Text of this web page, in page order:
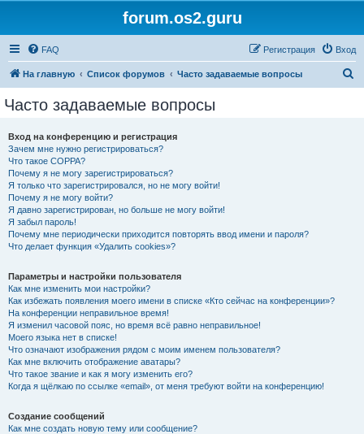
forum.os2.guru
FAQ Вход
Регистрация
На главную Список форумов Часто задаваемые вопросы
Часто задаваемые вопросы
Вход на конференцию и регистрация
Зачем мне нужно регистрироваться?
Что такое COPPA?
Почему я не могу зарегистрироваться?
Я только что зарегистрировался, но не могу войти!
Почему я не могу войти?
Я давно зарегистрирован, но больше не могу войти!
Я забыл пароль!
Почему мне периодически приходится повторять ввод имени и пароля?
Что делает функция «Удалить cookies»?
Параметры и настройки пользователя
Как мне изменить мои настройки?
Как избежать появления моего имени в списке «Кто сейчас на конференции»?
На конференции неправильное время!
Я изменил часовой пояс, но время всё равно неправильное!
Моего языка нет в списке!
Что означают изображения рядом с моим именем пользователя?
Как мне включить отображение аватары?
Что такое звание и как я могу изменить его?
Когда я щёлкаю по ссылке «email», от меня требуют войти на конференцию!
Создание сообщений
Как мне создать новую тему или сообщение?